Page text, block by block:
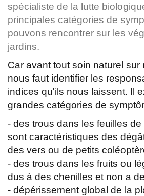
spécialiste de la lutte
principales catégories de
pouvons rencontrer sur les
jardins.
Car avant tout soin naturel sur
nous faut identifier les
indices qu'ils nous laissent. Il
grandes catégories de
- des trous dans les feuilles
sont caractéristiques des
des vers ou de petits
- des trous dans les fruits ou
dus à des chenilles et non a
- dépérissement global de la